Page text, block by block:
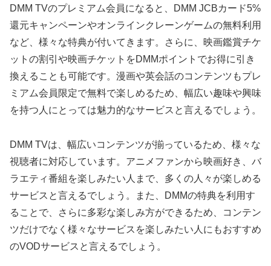
DMM TVのプレミアム会員になると、DMM JCBカード5%
還元キャンペーンやオンラインクレーンゲームの無料利用
など、様々な特典が付いてきます。さらに、映画鑑賞チケ
ットの割引や映画チケットをDMMポイントでお得に引き
換えることも可能です。漫画や英会話のコンテンツもプレ
ミアム会員限定で無料で楽しめるため、幅広い趣味や興味
を持つ人にとっては魅力的なサービスと言えるでしょう。
DMM TVは、幅広いコンテンツが揃っているため、様々な
視聴者に対応しています。アニメファンから映画好き、バ
ラエティ番組を楽しみたい人まで、多くの人々が楽しめる
サービスと言えるでしょう。また、DMMの特典を利用す
ることで、さらに多彩な楽しみ方ができるため、コンテン
ツだけでなく様々なサービスを楽しみたい人にもおすすめ
のVODサービスと言えるでしょう。